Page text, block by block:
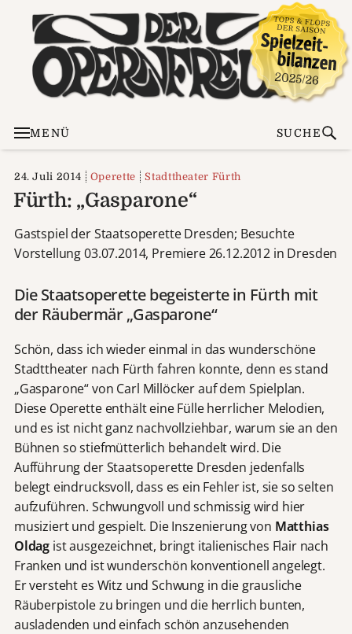
MENÜ SUCHE
24. Juli 2014 Operette Stadttheater Fürth
Fürth: „Gasparone“
Gastspiel der Staatsoperette Dresden; Besuchte
Vorstellung 03.07.2014, Premiere 26.12.2012 in Dresden
Die Staatsoperette begeisterte in Fürth mit
der Räubermär „Gasparone“
Schön, dass ich wieder einmal in das wunderschöne
Stadttheater nach Fürth fahren konnte, denn es stand
„Gasparone“ von Carl Millöcker auf dem Spielplan.
Diese Operette enthält eine Fülle herrlicher Melodien,
und es ist nicht ganz nachvollziehbar, warum sie an den
Bühnen so stiefmütterlich behandelt wird. Die
Aufführung der Staatsoperette Dresden jedenfalls
belegt eindrucksvoll, dass es ein Fehler ist, sie so selten
aufzuführen. Schwungvoll und schmissig wird hier
musiziert und gespielt. Die Inszenierung von Matthias
Oldag ist ausgezeichnet, bringt italienisches Flair nach
Franken und ist wunderschön konventionell angelegt.
Er versteht es Witz und Schwung in die grausliche
Räuberpistole zu bringen und die herrlich bunten,
ausladenden und einfach schön anzusehenden